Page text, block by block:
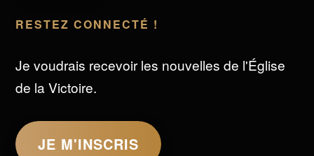
RESTEZ CONNECTÉ !
Je voudrais recevoir les nouvelles de l'Église
de la Victoire.
JE M'INSCRIS